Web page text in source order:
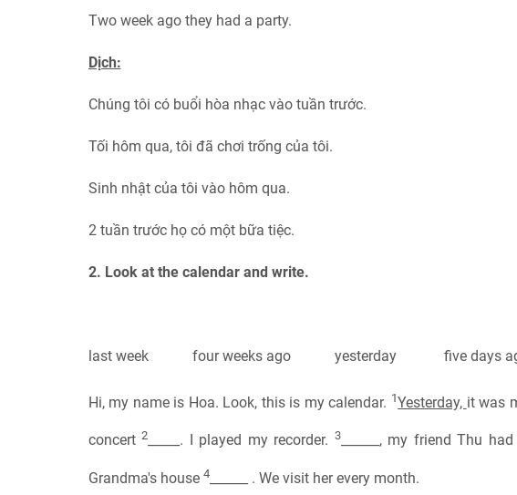
Two week ago they had a party.
Dịch:
Chúng tôi có buổi hòa nhạc vào tuần trước.
Tối hôm qua, tôi đã chơi trống của tôi.
Sinh nhật của tôi vào hôm qua.
2 tuần trước họ có một bữa tiệc.
2. Look at the calendar and write.
last week four weeks ago yesterday five days
Hi, my name is Hoa. Look, this is my calendar. 1Yesterday, it was
concert2 _____. I played my recorder. 3______, my friend Thu
Grandma's house 4______ . We visit her every month.